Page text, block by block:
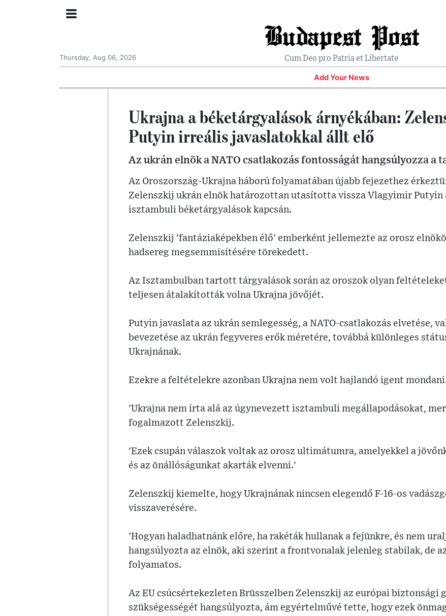
Budapest Post
Cum Deo pro Patria et Libertate
Thursday, Aug 06, 2026
Add Your News
Ukrajna a béketárgyalások árnyékában:
Putyin irreális javaslatokkal állt elő
Az ukrán elnök a NATO csatlakozás fontosságát hangsúlyozza a
Az Oroszország-Ukrajna háború folyamatában újabb fejezethez
Zelenszkij ukrán elnök határozottan utasította vissza Vlagyimir
isztambuli béketárgyalások kapcsán.
Zelenszkij 'fantáziaképekben élő' emberként jellemezte az orosz
hadsereg megsemmisítésére törekedett.
Az Isztambulban tartott tárgyalások során az oroszok olyan
teljesen átalakították volna Ukrajna jövőjét.
Putyin javaslata az ukrán semlegesség, a NATO-csatlakozás elvetése,
bevezetése az ukrán fegyveres erők méretére, továbbá különleges
Ukrajnának.
Ezekre a feltételekre azonban Ukrajna nem volt hajlandó igent
'Ukrajna nem írta alá az úgynevezett isztambuli megállapodásokat,
fogalmazott Zelenszkij.
'Ezek csupán válaszok voltak az orosz ultimátumra, amelyekkel a
és az önállóságunkat akarták elvenni.'
Zelenszkij kiemelte, hogy Ukrajnának nincsen elegendő F-16-os
visszaverésére.
'Hogyan haladhatnánk előre, ha rakéták hullanak a fejünkre, és nem
hangsúlyozta az elnök, aki szerint a frontvonalak jelenleg stabilak, de
folyamatos.
Az EU csúcsértekezleten Brüsszelben Zelenszkij az európai biztonsági
szükségességét hangsúlyozta, ám egyértelművé tette, hogy ezek